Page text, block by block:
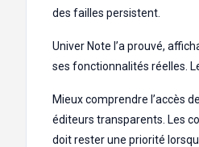
des failles persistent.
Univer Note l’a prouvé,
ses fonctionnalités réelles.
Mieux comprendre l’accès
éditeurs transparents. Les
doit rester une priorité